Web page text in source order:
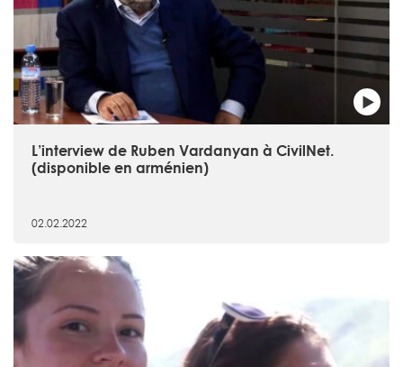
L’interview de Ruben Vardanyan à CivilNet.
(disponible en arménien)
02.02.2022